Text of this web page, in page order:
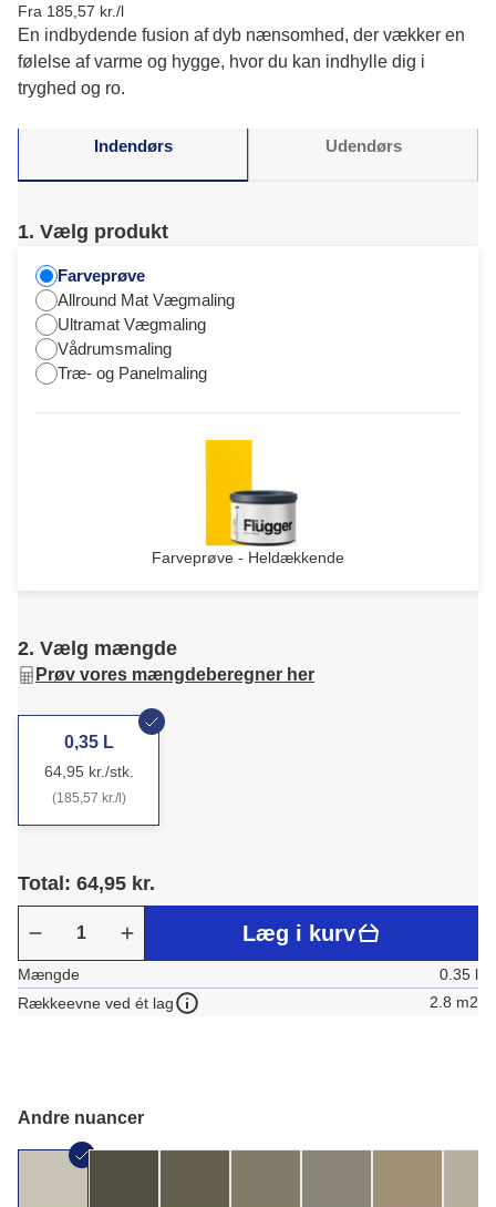
Fra 185,57 kr./l
En indbydende fusion af dyb nænsomhed, der vækker en
følelse af varme og hygge, hvor du kan indhylle dig i
tryghed og ro.
Indendørs Udendørs
1. Vælg produkt
Farveprøve
Allround Mat Vægmaling
Ultramat Vægmaling
Vådrumsmaling
Træ- og Panelmaling
Farveprøve - Heldækkende
2. Vælg mængde
Prøv vores mængdeberegner her
0,35 L
64,95 kr./stk.
(185,57 kr./l)
Total: 64,95 kr.
Læg i kurv
Mængde
0.35 l
Rækkeevne ved ét lag
2.8 m2
Andre nuancer